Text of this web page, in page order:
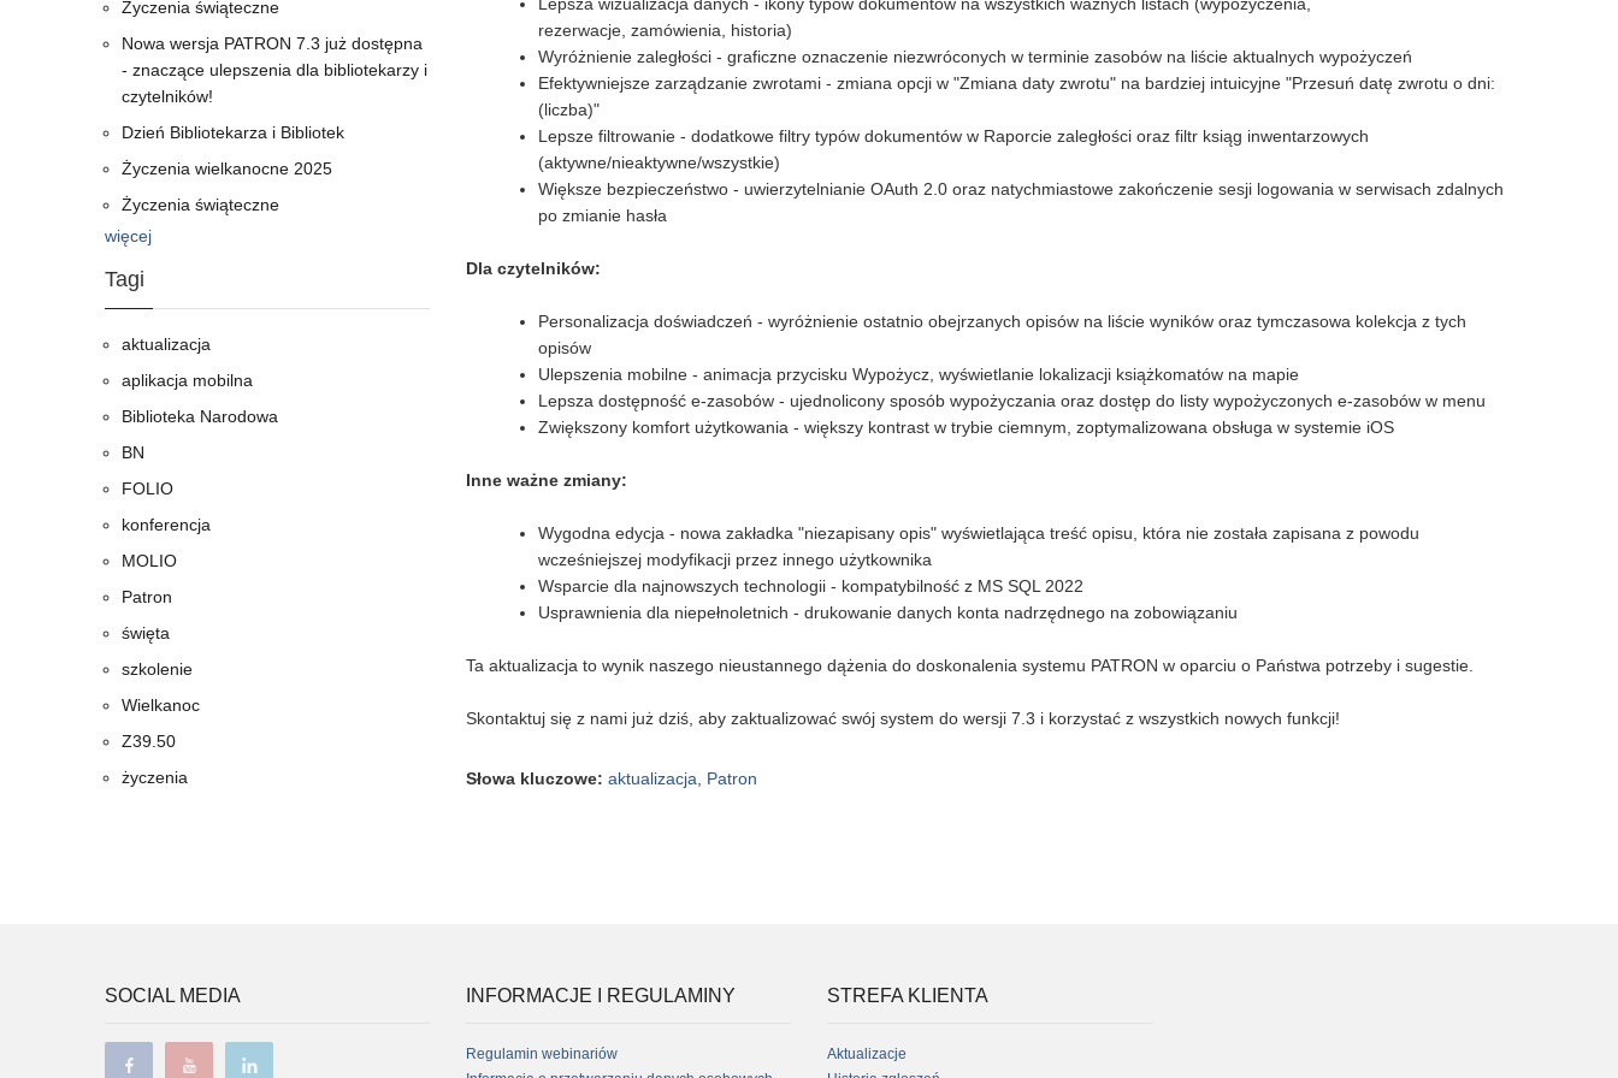
rezerwacje, zamówienia, historia)
Wyróżnienie zaległości - graficzne oznaczenie niezwróconych w terminie zasobów na liście aktualnych wypożyczeń
Efektywniejsze zarządzanie zwrotami - zmiana opcji w "Zmiana daty zwrotu" na bardziej intuicyjne "Przesuń datę zwrotu o dni:
(liczba)"
Lepsze filtrowanie - dodatkowe filtry typów dokumentów w Raporcie zaległości oraz filtr ksiąg inwentarzowych
(aktywne/nieaktywne/wszystkie)
Większe bezpieczeństwo - uwierzytelnianie OAuth 2.0 oraz natychmiastowe zakończenie sesji logowania w serwisach zdalnych
po zmianie hasła
Dla czytelników:
Personalizacja doświadczeń - wyróżnienie ostatnio obejrzanych opisów na liście wyników oraz tymczasowa kolekcja z tych
opisów
Ulepszenia mobilne - animacja przycisku Wypożycz, wyświetlanie lokalizacji książkomatów na mapie
Lepsza dostępność e-zasobów - ujednolicony sposób wypożyczania oraz dostęp do listy wypożyczonych e-zasobów w menu
Zwiększony komfort użytkowania - większy kontrast w trybie ciemnym, zoptymalizowana obsługa w systemie iOS
Inne ważne zmiany:
Wygodna edycja - nowa zakładka "niezapisany opis" wyświetlająca treść opisu, która nie została zapisana z powodu
wcześniejszej modyfikacji przez innego użytkownika
Wsparcie dla najnowszych technologii - kompatybilność z MS SQL 2022
Usprawnienia dla niepełnoletnich - drukowanie danych konta nadrzędnego na zobowiązaniu
Ta aktualizacja to wynik naszego nieustannego dążenia do doskonalenia systemu PATRON w oparciu o Państwa potrzeby i sugestie.
Skontaktuj się z nami już dziś, aby zaktualizować swój system do wersji 7.3 i korzystać z wszystkich nowych funkcji!
Słowa kluczowe: aktualizacja Patron
Życzenia świąteczne
Nowa wersja PATRON 7.3 już dostępna
- znaczące ulepszenia dla bibliotekarzy i
czytelników!
Dzień Bibliotekarza i Bibliotek
Życzenia wielkanocne 2025
Życzenia świąteczne
więcej
Tagi
aktualizacja
aplikacja mobilna
Biblioteka Narodowa
BN
FOLIO
konferencja
MOLIO
Patron
święta
szkolenie
Wielkanoc
Z39.50
życzenia
SOCIAL MEDIA INFORMACJE I REGULAMINY
Regulamin webinariów
STREFA KLIENTA
Aktualizacje